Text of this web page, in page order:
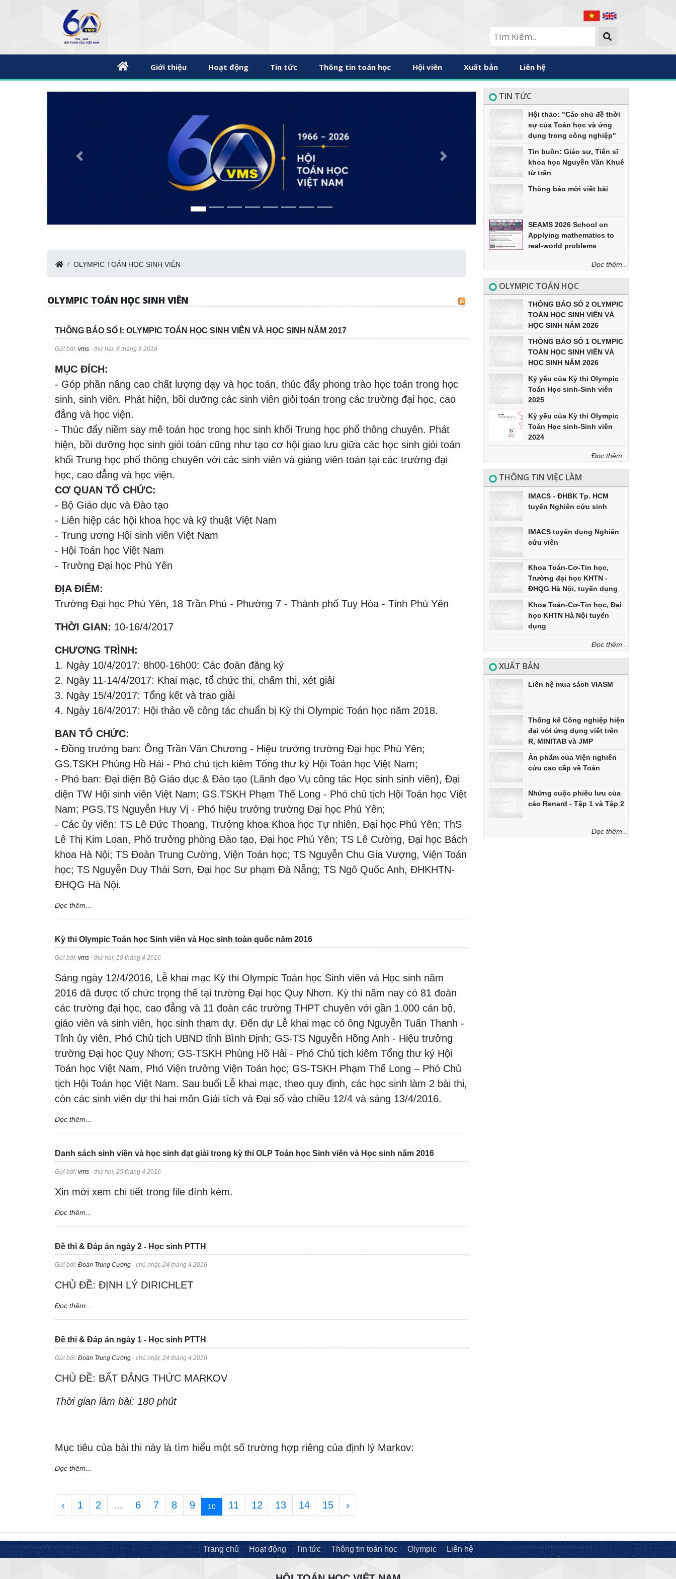
Giới thiệu Hoạt động Tin tức Thông tin toán học Hội viên Xuất bản Liên hệ
OLYMPIC TOÁN HỌC SINH VIÊN
OLYMPIC TOÁN HỌC SINH VIÊN
THÔNG BÁO SỐ I: OLYMPIC TOÁN HỌC SINH VIÊN VÀ HỌC SINH NĂM 2017
Gửi bởi:vms - thứ hai, 8 tháng 8 2016
MỤC ĐÍCH:
- Góp phần nâng cao chất lượng dạy và học toán, thúc đẩy phong trào học toán trong học
sinh, sinh viên. Phát hiện, bồi dưỡng các sinh viên giỏi toán trong các trường đại học, cao
đẳng và học viện.
- Thúc đẩy niềm say mê toán học trong học sinh khối Trung học phổ thông chuyên. Phát
hiện, bồi dưỡng học sinh giỏi toán cũng như tạo cơ hội giao lưu giữa các học sinh giỏi toán
khối Trung học phổ thông chuyên với các sinh viên và giảng viên toán tại các trường đại
học, cao đẳng và học viện.
CƠ QUAN TỔ CHỨC:
- Bộ Giáo dục và Đào tạo
- Liên hiệp các hội khoa học và kỹ thuật Việt Nam
- Trung ương Hội sinh viên Việt Nam
- Hội Toán học Việt Nam
- Trường Đại học Phú Yên
ĐỊA ĐIỂM:
Trường Đại học Phú Yên, 18 Trần Phú - Phường 7 - Thành phố Tuy Hòa - Tỉnh Phú Yên
THỜI GIAN: 10-16/4/2017
CHƯƠNG TRÌNH:
1. Ngày 10/4/2017: 8h00-16h00: Các đoàn đăng ký
2. Ngày 11-14/4/2017: Khai mạc, tổ chức thi, chấm thi, xét giải
3. Ngày 15/4/2017: Tổng kết và trao giải
4. Ngày 16/4/2017: Hội thảo về công tác chuẩn bị Kỳ thi Olympic Toán học năm 2018.
BAN TỔ CHỨC:
- Đồng trưởng ban: Ông Trần Văn Chương - Hiệu trưởng trường Đại học Phú Yên;
GS.TSKH Phùng Hồ Hải - Phó chủ tịch kiêm Tổng thư ký Hội Toán học Việt Nam;
- Phó ban: Đại diện Bộ Giáo dục & Đào tạo (Lãnh đạo Vụ công tác Học sinh sinh viên), Đại
diện TW Hội sinh viên Việt Nam; GS.TSKH Phạm Thế Long - Phó chủ tịch Hội Toán học Việt
Nam; PGS.TS Nguyễn Huy Vị - Phó hiệu trưởng trường Đại học Phú Yên;
- Các ủy viên: TS Lê Đức Thoang, Trưởng khoa Khoa học Tự nhiên, Đại học Phú Yên; ThS
Lê Thị Kim Loan, Phó trưởng phòng Đào tạo, Đại học Phú Yên; TS Lê Cường, Đại học Bách
khoa Hà Nội; TS Đoàn Trung Cường, Viện Toán học; TS Nguyễn Chu Gia Vượng, Viện Toán
học; TS Nguyễn Duy Thái Sơn, Đại học Sư phạm Đà Nẵng; TS Ngô Quốc Anh, ĐHKHTN-
ĐHQG Hà Nội.
Đọc thêm...
Kỳ thi Olympic Toán học Sinh viên và Học sinh toàn quốc năm 2016
Gửi bởi:vms - thứ hai, 18 tháng 4 2016
Sáng ngày 12/4/2016, Lễ khai mạc Kỳ thi Olympic Toán học Sinh viên và Học sinh năm
2016 đã được tổ chức trọng thể tại trường Đại học Quy Nhơn. Kỳ thi năm nay có 81 đoàn
các trường đại học, cao đẳng và 11 đoàn các trường THPT chuyên với gần 1.000 cán bộ,
giáo viên và sinh viên, học sinh tham dự. Đến dự Lễ khai mạc có ông Nguyễn Tuấn Thanh -
Tỉnh ủy viên, Phó Chủ tịch UBND tỉnh Bình Định; GS-TS Nguyễn Hồng Anh - Hiệu trưởng
trường Đại học Quy Nhơn; GS-TSKH Phùng Hồ Hải - Phó Chủ tịch kiêm Tổng thư ký Hội
Toán học Việt Nam, Phó Viện trưởng Viện Toán học; GS-TSKH Phạm Thế Long – Phó Chủ
tịch Hội Toán học Việt Nam. Sau buổi Lễ khai mạc, theo quy định, các học sinh làm 2 bài thi,
còn các sinh viên dự thi hai môn Giải tích và Đại số vào chiều 12/4 và sáng 13/4/2016.
Đọc thêm...
Danh sách sinh viên và học sinh đạt giải trong kỳ thi OLP Toán học Sinh viên và Học sinh năm 2016
Gửi bởi:vms - thứ hai, 25 tháng 4 2016
Xin mời xem chi tiết trong file đính kèm.
Đọc thêm...
Đề thi & Đáp án ngày 2 - Học sinh PTTH
Gửi bởi:Đoàn Trung Cường - chủ nhật, 24 tháng 4 2016
CHỦ ĐỀ: ĐỊNH LÝ DIRICHLET
Đọc thêm...
Đề thi & Đáp án ngày 1 - Học sinh PTTH
Gửi bởi:Đoàn Trung Cường - chủ nhật, 24 tháng 4 2016
CHỦ ĐỀ: BẤT ĐẲNG THỨC MARKOV
Thời gian làm bài: 180 phút
Mục tiêu của bài thi này là tìm hiểu một số trường hợp riêng của định lý Markov:
Đọc thêm...
‹ 1 2 ... 6 7 8 9 10 11 12 13 14 15 ›
TIN TỨC
Hội thảo: "Các chủ đề thời
sự của Toán học và ứng
dụng trong công nghiệp"
Tin buồn: Giáo sư, Tiến sĩ
khoa học Nguyễn Văn Khuê
từ trần
Thông báo mời viết bài
SEAMS 2026 School on
Applying mathematics to
real-world problems
Đọc thêm...
OLYMPIC TOÁN HỌC
THÔNG BÁO SỐ 2 OLYMPIC
TOÁN HỌC SINH VIÊN VÀ
HỌC SINH NĂM 2026
THÔNG BÁO SỐ 1 OLYMPIC
TOÁN HỌC SINH VIÊN VÀ
HỌC SINH NĂM 2026
Kỷ yếu của Kỳ thi Olympic
Toán Học sinh-Sinh viên
2025
Kỷ yếu của Kỳ thi Olympic
Toán Học sinh-Sinh viên
2024
Đọc thêm...
THÔNG TIN VIỆC LÀM
IMACS - ĐHBK Tp. HCM
tuyển Nghiên cứu sinh
IMACS tuyển dụng Nghiên
cứu viên
Khoa Toán-Cơ-Tin học,
Trường đại học KHTN -
ĐHQG Hà Nội, tuyển dụng
Khoa Toán-Cơ-Tin học, Đại
học KHTN Hà Nội tuyển
dụng
Đọc thêm...
XUẤT BẢN
Liên hệ mua sách VIASM
Thống kê Công nghiệp hiện
đại với ứng dụng viết trên
R, MINITAB và JMP
Ấn phẩm của Viện nghiên
cứu cao cấp về Toán
Những cuộc phiêu lưu của
cáo Renard - Tập 1 và Tập 2
Đọc thêm...
Trang chủ Hoạt động Tin tức Thông tin toán học Olympic Liên hệ